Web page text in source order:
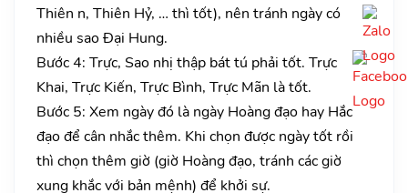
Thiên n, Thiên Hỷ, … thì tốt), nên tránh ngày có
nhiều sao Đại Hung.
Bước 4: Trực, Sao nhị thập bát tú phải tốt. Trực
Khai, Trực Kiến, Trực Bình, Trực Mãn là tốt.
Bước 5: Xem ngày đó là ngày Hoàng đạo hay Hắc
đạo để cân nhắc thêm. Khi chọn được ngày tốt rồi
thì chọn thêm giờ (giờ Hoàng đạo, tránh các giờ
xung khắc với bản mệnh) để khởi sự.